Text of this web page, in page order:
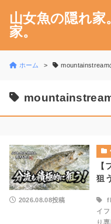
山女魚の隠れ家
家。
ホーム mountainstream
【
狙
2026.08.08投稿
イ
り